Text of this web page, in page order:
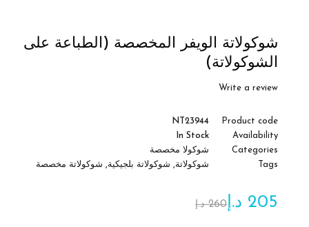
شوكولاتة الويفر المخصصة (الطباعة على
الشوكولاتة)
Write a review
Product code
NT23944
Availability
In Stock
Categories
شوكولا مخصصة
Tags
شوكولاتة, شوكولاتة بلجيكية, شوكولاتة مخصصة
260 د.إ 205 د.إ